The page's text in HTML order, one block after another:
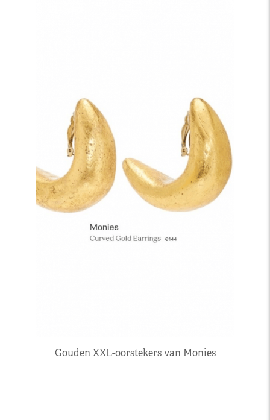
Gouden XXL-oorstekers van Monies